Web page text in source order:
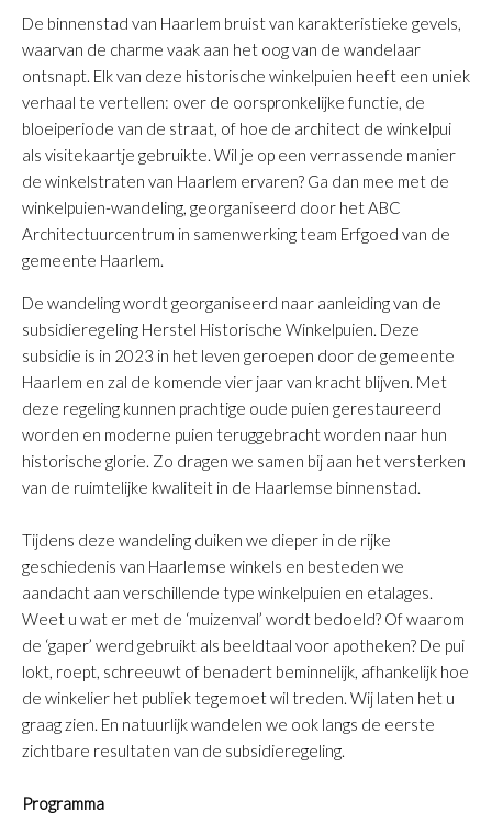
De binnenstad van Haarlem bruist van karakteristieke gevels,
waarvan de charme vaak aan het oog van de wandelaar
ontsnapt. Elk van deze historische winkelpuien heeft een uniek
verhaal te vertellen: over de oorspronkelijke functie, de
bloeiperiode van de straat, of hoe de architect de winkelpui
als visitekaartje gebruikte. Wil je op een verrassende manier
de winkelstraten van Haarlem ervaren? Ga dan mee met de
winkelpuien-wandeling, georganiseerd door het ABC
Architectuurcentrum in samenwerking team Erfgoed van de
gemeente Haarlem.
De wandeling wordt georganiseerd naar aanleiding van de
subsidieregeling Herstel Historische Winkelpuien. Deze
subsidie is in 2023 in het leven geroepen door de gemeente
Haarlem en zal de komende vier jaar van kracht blijven. Met
deze regeling kunnen prachtige oude puien gerestaureerd
worden en moderne puien teruggebracht worden naar hun
historische glorie. Zo dragen we samen bij aan het versterken
van de ruimtelijke kwaliteit in de Haarlemse binnenstad.
Tijdens deze wandeling duiken we dieper in de rijke
geschiedenis van Haarlemse winkels en besteden we
aandacht aan verschillende type winkelpuien en etalages.
Weet u wat er met de ‘muizenval’ wordt bedoeld? Of waarom
de ‘gaper’ werd gebruikt als beeldtaal voor apotheken? De pui
lokt, roept, schreeuwt of benadert beminnelijk, afhankelijk hoe
de winkelier het publiek tegemoet wil treden. Wij laten het u
graag zien. En natuurlijk wandelen we ook langs de eerste
zichtbare resultaten van de subsidieregeling.
Programma